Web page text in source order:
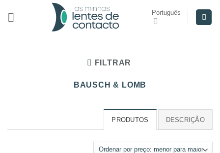
Português
FILTRAR
BAUSCH & LOMB
PRODUTOS DESCRIÇÃO